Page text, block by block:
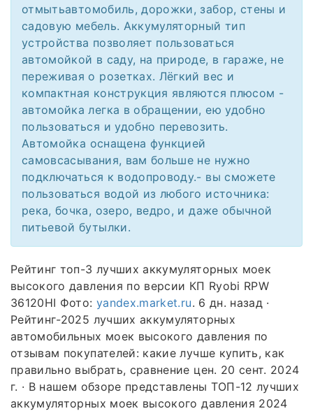
отмытьавтомобиль, дорожки, забор, стены и
садовую мебель. Аккумуляторный тип
устройства позволяет пользоваться
автомойкой в саду, на природе, в гараже, не
переживая о розетках. Лёгкий вес и
компактная конструкция являются плюсом -
автомойка легка в обращении, ею удобно
пользоваться и удобно перевозить.
Автомойка оснащена функцией
самовсасывания, вам больше не нужно
подключаться к водопроводу.- вы сможете
пользоваться водой из любого источника:
река, бочка, озеро, ведро, и даже обычной
питьевой бутылки.
Рейтинг топ-3 лучших аккумуляторных моек
высокого давления по версии КП Ryobi RPW
36120HI Фото: yandex.market.ru. 6 дн. назад ·
Рейтинг-2025 лучших аккумуляторных
автомобильных моек высокого давления по
отзывам покупателей: какие лучше купить, как
правильно выбрать, сравнение цен. 20 сент. 2024
г. · В нашем обзоре представлены ТОП-12 лучших
аккумуляторных моек высокого давления 2024